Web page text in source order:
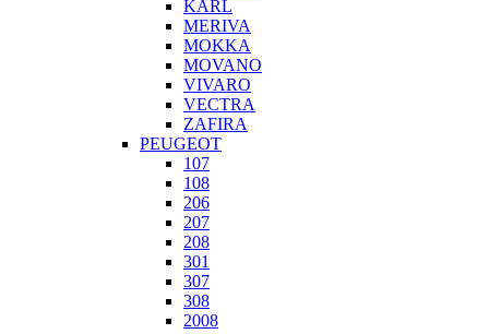
KARL
MERIVA
MOKKA
MOVANO
VIVARO
VECTRA
ZAFIRA
PEUGEOT
107
108
206
207
208
301
307
308
2008